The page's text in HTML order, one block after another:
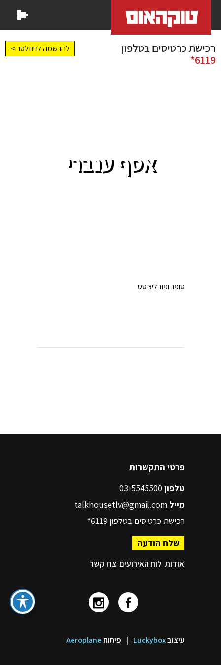
רכישת כרטיסים בטלפון
6119*
להרשמה לניוזלטר >
אסף ענברי
סופר ופובליציסט
פרטי התקשרות
טלפון
מייל talkhousetlv@gmail.com
רכישת כרטיסים בטלפון 6119*
שלח הודעה
אודות לוח האירועים צרו קשר
עיצובLuckybox
| פיתוח Aeroplane